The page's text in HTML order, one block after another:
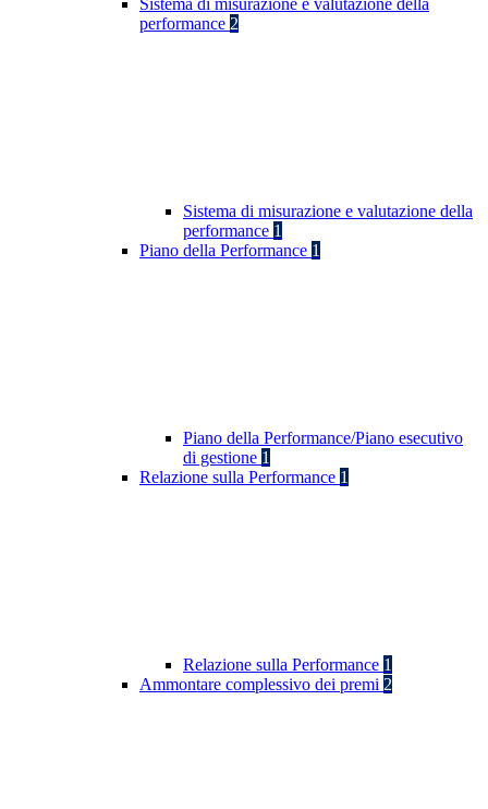
Sistema di misurazione e valutazione della
performance 2
Sistema di misurazione e valutazione della
performance 1
Piano della Performance 1
Piano della Performance/Piano esecutivo
di gestione 1
Relazione sulla Performance 1
Relazione sulla Performance 1
Ammontare complessivo dei premi 2